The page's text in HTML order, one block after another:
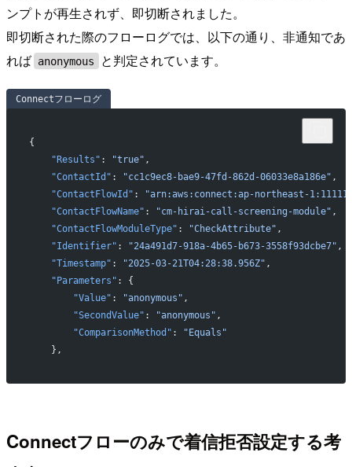
ンプトが再生されず、即切断されました。
即切断された際のフローログでは、以下の通り、非通知であ
れば anonymous と判定されています。
Connectフローログ
{
    "Results"
: "true" ,
    "ContactId"
: "cc1c9ec8-bae9-47fd-862d-06033e8a186e" ,
    "ContactFlowId"
:
"arn:aws:connect:ap-northeast-
    "ContactFlowName"
: "cm-hirai-call-screening-module" ,
    "ContactFlowModuleType"
: "CheckAttribute" ,
    "Identifier"
: "24a491d7-918a-4b65-b673-3558f93dcbe7" ,
    "Timestamp"
: "2025-03-21T04:28:38.956Z" ,
    "Parameters"
: {
        "Value"
: "anonymous" ,
        "SecondValue"
: "anonymous" ,
        "ComparisonMethod"
:
"Equals"
    },
Connectフローのみで着信拒否設定する考